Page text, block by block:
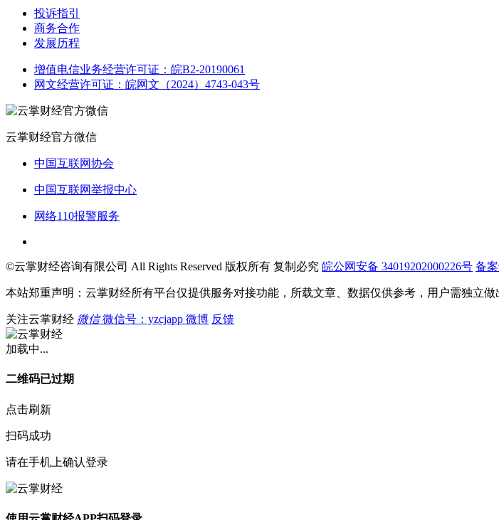
投诉指引
商务合作
发展历程
增值电信业务经营许可证：皖B2-20190061
网文经营许可证：皖网文（2024）4743-043号
云掌财经官方微信
中国互联网协会
中国互联网举报中心
网络110报警服务
©云掌财经咨询有限公司 All Rights Reserved 版权所有 复制必究 皖公网安备 34019202000226号 备
本站郑重声明：云掌财经所有平台仅提供服务对接功能，所载文章、数据仅供参考，用户需独立
关注云掌财经 微信 微信号：yzcjapp 微博 反馈
加载中...
二维码已过期
点击刷新
扫码成功
请在手机上确认登录